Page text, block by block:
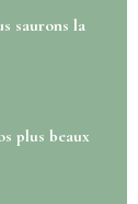
saurons la
plus beaux